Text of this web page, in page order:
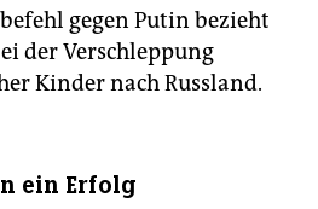
gegen Putin bezieht
der Verschleppung
Kinder nach Russland.
ein Erfolg